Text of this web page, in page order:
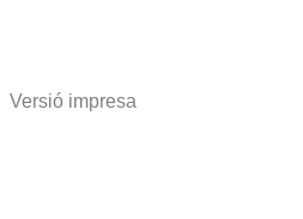
Versió impresa